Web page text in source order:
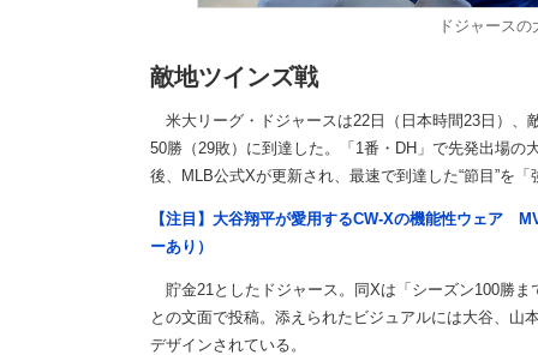
ドジャース
敵地ツインズ戦
米大リーグ・ドジャースは22日（日本時間23日）、
50勝（29敗）に到達した。「1番・DH」で先発出場
後、MLB公式Xが更新され、最速で到達した“節目”を
【注目】大谷翔平が愛用するCW-Xの機能性ウェア
ーあり）
貯金21としたドジャース。同Xは「シーズン100勝
との文面で投稿。添えられたビジュアルには大谷、
デザインされている。